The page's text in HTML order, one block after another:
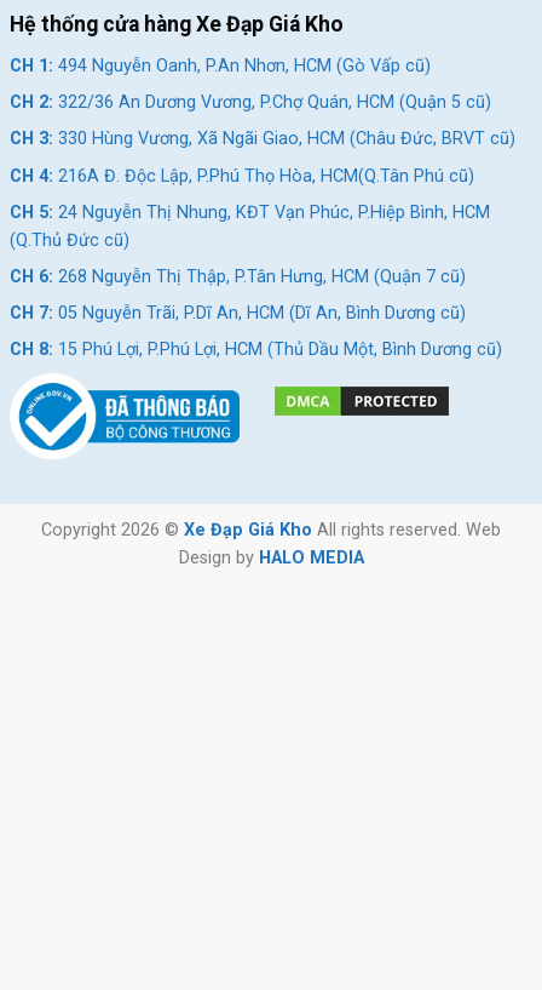
Hệ thống cửa hàng Xe Đạp Giá Kho
CH 1: 494 Nguyễn Oanh, P.An Nhơn, HCM (Gò Vấp cũ)
CH 2: 322/36 An Dương Vương, P.Chợ Quán, HCM (Quận 5 cũ)
CH 3: 330 Hùng Vương, Xã Ngãi Giao, HCM (Châu Đức, BRVT cũ)
CH 4: 216A Đ. Độc Lập, P.Phú Thọ Hòa, HCM(Q.Tân Phú cũ)
CH 5: 24 Nguyễn Thị Nhung, KĐT Vạn Phúc, P.Hiệp Bình, HCM
(Q.Thủ Đức cũ)
CH 6: 268 Nguyễn Thị Thập, P.Tân Hưng, HCM (Quận 7 cũ)
CH 7: 05 Nguyễn Trãi, P.Dĩ An, HCM (Dĩ An, Bình Dương cũ)
CH 8: 15 Phú Lợi, P.Phú Lợi, HCM (Thủ Dầu Một, Bình Dương cũ)
Copyright 2026 © Xe Đạp Giá Kho All rights reserved. Web
Design by HALO MEDIA